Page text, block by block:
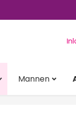
Mannen